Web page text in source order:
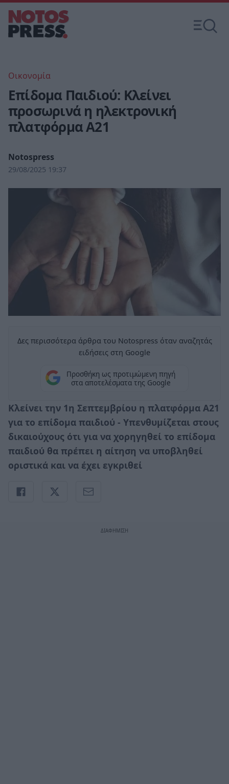
Οικονομία
Επίδομα Παιδιού: Κλείνει
προσωρινά η ηλεκτρονική
πλατφόρμα Α21
Notospress
29/08/2025 19:37
Δες περισσότερα άρθρα του Notospress όταν αναζητάς
ειδήσεις στη Google
Προσθήκη ως προτιμώμενη πηγή
στα αποτελέσματα της Google
Κλείνει την 1η Σεπτεμβρίου η πλατφόρμα Α21
για το επίδομα παιδιού - Υπενθυμίζεται στους
δικαιούχους ότι για να χορηγηθεί το επίδομα
παιδιού θα πρέπει η αίτηση να υποβληθεί
οριστικά και να έχει εγκριθεί